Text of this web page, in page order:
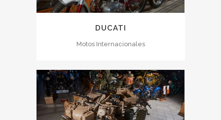
DUCATI
Motos Internacionales